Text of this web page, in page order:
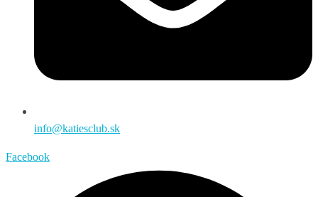
info@katiesclub.sk
Facebook